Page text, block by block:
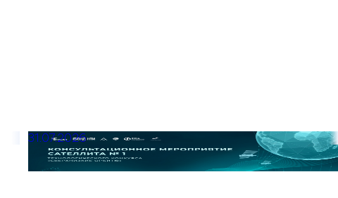
31.07.2026
Консультационное мероприятие для участников
Квалификационного этапа Сателлита № 1